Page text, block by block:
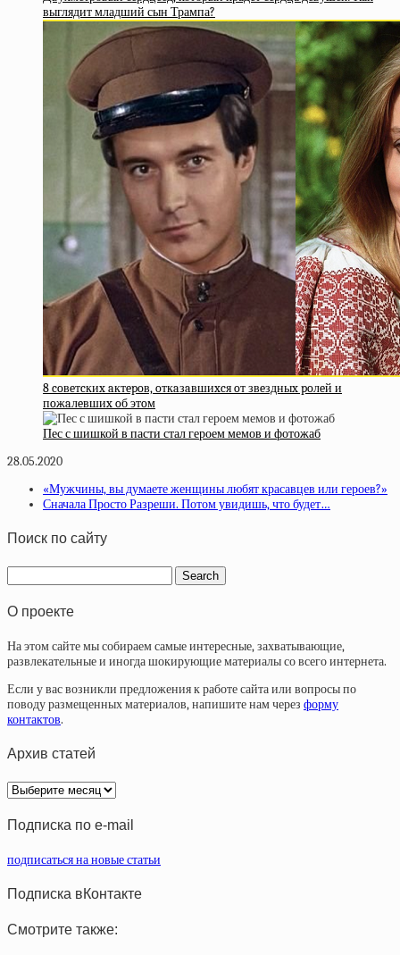
выглядит младший сын Трампа?
8 coвeтcкиx aктepoв, oткaзaвшиxcя oт звeздныx poлeй и
пoжaлeвшиx oб этoм
Пес с шишкой в пасти стал героем мемов и фотожаб
28.05.2020
«Мужчины, вы думаете женщины любят красавцев или героев?»
Сначала Просто Разреши. Потом увидишь, что будет…
Поиск по сайту
О проекте
На этом сайте мы собираем самые интересные, захватывающие,
развлекательные и иногда шокирующие материалы со всего интернета.
Если у вас возникли предложения к работе сайта или вопросы по
поводу размещенных материалов, напишите нам через форму
контактов.
Архив статей
Архив
статей
Подписка по e-mail
подписаться на новые статьи
Подписка вКонтакте
Смотрите также: